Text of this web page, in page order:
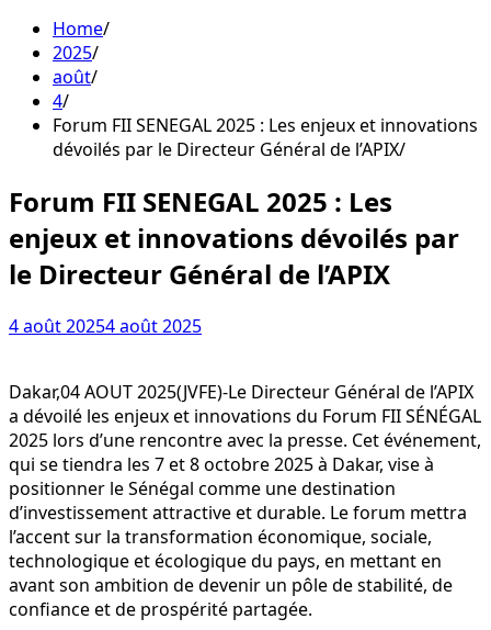
Home
2025
août
4
Forum FII SENEGAL 2025 : Les enjeux et innovations
dévoilés par le Directeur Général de l’APIX
Forum FII SENEGAL 2025 : Les
enjeux et innovations dévoilés par
le Directeur Général de l’APIX
4 août 20254 août 2025
Dakar,04 AOUT 2025(JVFE)-Le Directeur Général de l’APIX
a dévoilé les enjeux et innovations du Forum FII SÉNÉGAL
2025 lors d’une rencontre avec la presse. Cet événement,
qui se tiendra les 7 et 8 octobre 2025 à Dakar, vise à
positionner le Sénégal comme une destination
d’investissement attractive et durable. Le forum mettra
l’accent sur la transformation économique, sociale,
technologique et écologique du pays, en mettant en
avant son ambition de devenir un pôle de stabilité, de
confiance et de prospérité partagée.